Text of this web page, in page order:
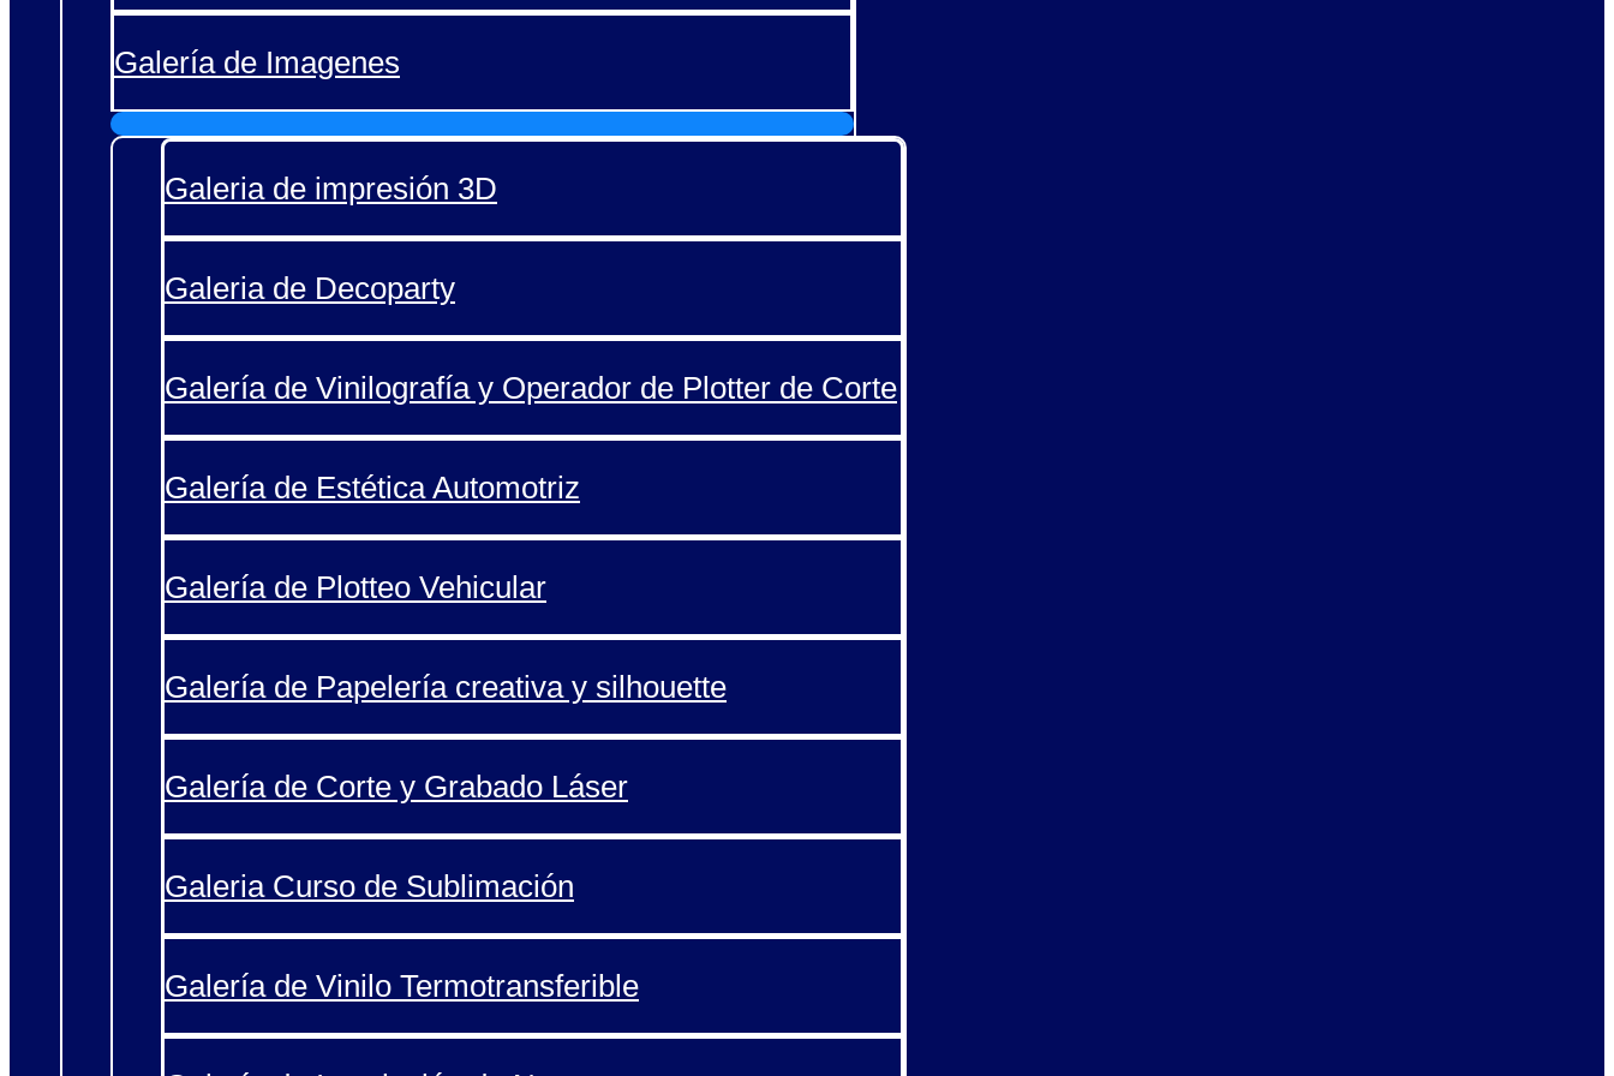
Galería de Imagenes
Galeria de impresión 3D
Galeria de Decoparty
Galería de Vinilografía y Operador de Plotter de Corte
Galería de Estética Automotriz
Galería de Plotteo Vehicular
Galería de Papelería creativa y silhouette
Galería de Corte y Grabado Láser
Galeria Curso de Sublimación
Galería de Vinilo Termotransferible